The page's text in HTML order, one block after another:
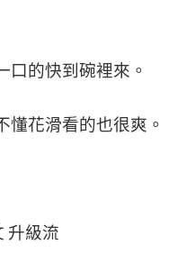
的快到碗裡來。
花滑看的也很爽。
升級流